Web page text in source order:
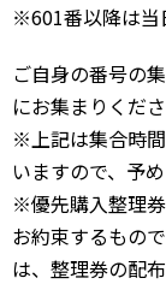
※601番以降は当
ご自身の番号の
にお集まりくだ
※上記は集合時
いますので、予
※優先購入整理
お約束するもの
は、整理券の配